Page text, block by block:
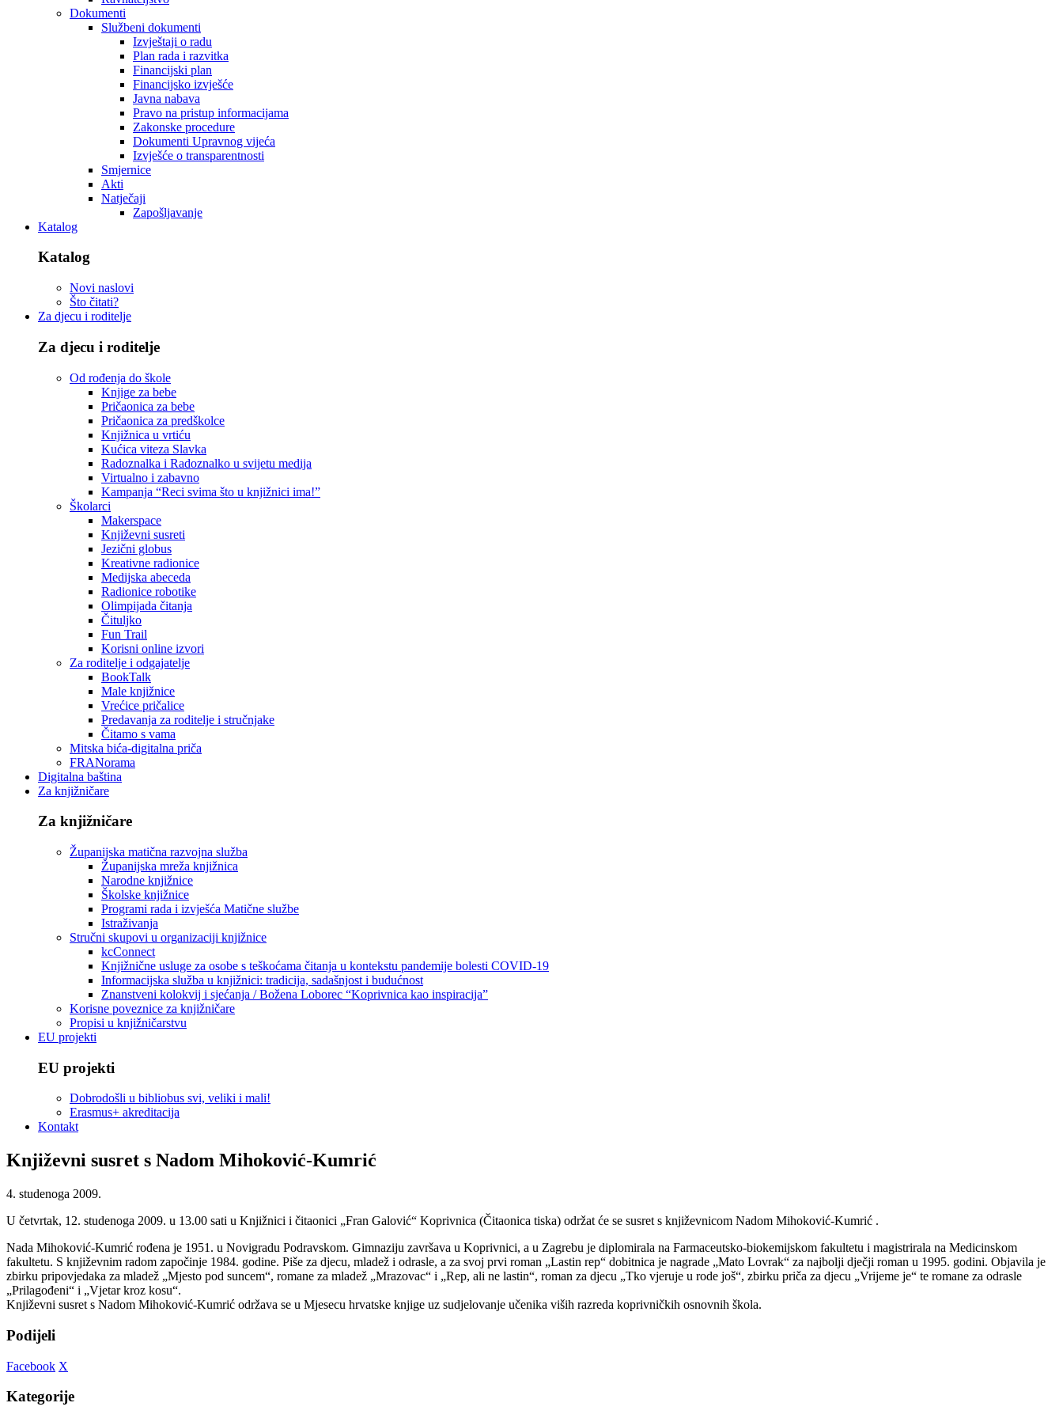
Dokumenti
Službeni dokumenti
Izvještaji o radu
Plan rada i razvitka
Financijski plan
Financijsko izvješće
Javna nabava
Pravo na pristup informacijama
Zakonske procedure
Dokumenti Upravnog vijeća
Izvješće o transparentnosti
Smjernice
Akti
Natječaji
Zapošljavanje
Katalog
Katalog
Novi naslovi
Što čitati?
Za djecu i roditelje
Za djecu i roditelje
Od rođenja do škole
Knjige za bebe
Pričaonica za bebe
Pričaonica za predškolce
Knjižnica u vrtiću
Kućica viteza Slavka
Radoznalka i Radoznalko u svijetu medija
Virtualno i zabavno
Kampanja “Reci svima što u knjižnici ima!”
Školarci
Makerspace
Književni susreti
Jezični globus
Kreativne radionice
Medijska abeceda
Radionice robotike
Olimpijada čitanja
Čituljko
Fun Trail
Korisni online izvori
Za roditelje i odgajatelje
BookTalk
Male knjižnice
Vrećice pričalice
Predavanja za roditelje i stručnjake
Čitamo s vama
Mitska bića-digitalna priča
FRANorama
Digitalna baština
Za knjižničare
Za knjižničare
Županijska matična razvojna služba
Županijska mreža knjižnica
Narodne knjižnice
Školske knjižnice
Programi rada i izvješća Matične službe
Istraživanja
Stručni skupovi u organizaciji knjižnice
kcConnect
Knjižnične usluge za osobe s teškoćama čitanja u kontekstu pandemije bolesti COVID-19
Informacijska služba u knjižnici: tradicija, sadašnjost i budućnost
Znanstveni kolokvij i sjećanja / Božena Loborec “Koprivnica kao inspiracija”
Korisne poveznice za knjižničare
Propisi u knjižničarstvu
EU projekti
EU projekti
Dobrodošli u bibliobus svi, veliki i mali!
Erasmus+ akreditacija
Kontakt
Književni susret s Nadom Mihoković-Kumrić
4. studenoga 2009.
U četvrtak, 12. studenoga 2009. u 13.00 sati u Knjižnici i čitaonici „Fran Galović“ Koprivnica (Čitaonica tiska) održat će se susret s književnicom Nadom Mihoković-Kumrić .
Nada Mihoković-Kumrić rođena je 1951. u Novigradu Podravskom. Gimnaziju završava u Koprivnici, a u Zagrebu je diplomirala na Farmaceutsko-biokemijskom fakultetu i magistrirala na Medicinskom
fakultetu. S književnim radom započinje 1984. godine. Piše za djecu, mladež i odrasle, a za svoj prvi roman „Lastin rep“ dobitnica je nagrade „Mato Lovrak“ za najbolji dječji roman u 1995. godini. Objavila je
zbirku pripovjedaka za mladež „Mjesto pod suncem“, romane za mladež „Mrazovac“ i „Rep, ali ne lastin“, roman za djecu „Tko vjeruje u rode još“, zbirku priča za djecu „Vrijeme je“ te romane za odrasle
„Prilagođeni“ i „Vjetar kroz kosu“.
Književni susret s Nadom Mihoković-Kumrić održava se u Mjesecu hrvatske knjige uz sudjelovanje učenika viših razreda koprivničkih osnovnih škola.
Podijeli
Facebook X
Kategorije